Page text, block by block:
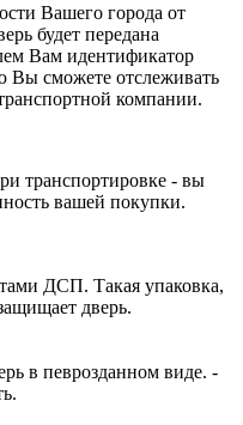
Вашего города от
будет передана
Вам идентификатор
Вы сможете отслеживать
компании.
транспортировке - вы
вашей покупки.
ДСП. Такая упаковка,
дверь.
в певрозданном виде. -